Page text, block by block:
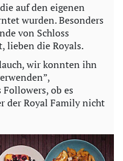
auf den eigenen
wurden. Besonders
von Schloss
lieben die Royals.
wir konnten ihn
ob es
der Royal Family nicht